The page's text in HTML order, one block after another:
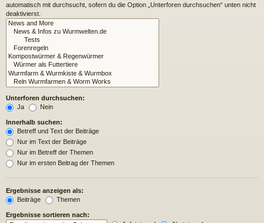
automatisch mit durchsucht, sofern du die Option „Unterforen durchsuchen“ unten nicht
deaktivierst.
Unterforen durchsuchen:
Ja
Nein
Innerhalb suchen:
Betreff und Text der Beiträge
Nur im Text der Beiträge
Nur im Betreff der Themen
Nur im ersten Beitrag der Themen
Ergebnisse anzeigen als:
Beiträge
Themen
Ergebnisse sortieren nach: